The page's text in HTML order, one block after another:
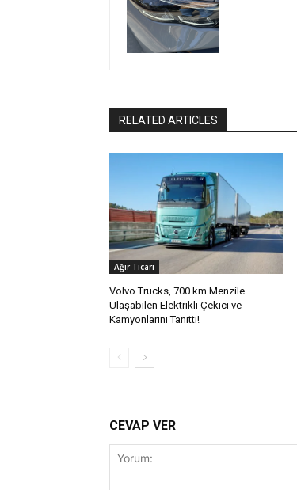
RELATED ARTICLES
Ağır Ticari
Volvo Trucks, 700 km Menzile
Ulaşabilen Elektrikli Çekici ve
Kamyonlarını Tanıttı!
CEVAP VER